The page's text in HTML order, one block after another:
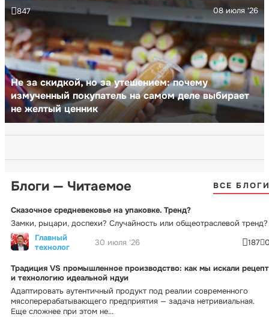
Не за скидкой, но за утешением: почему
измученный покупатель на самом деле выбирает
не желтый ценник
08 июля '26
847
Блоги — Читаемое ВСЕ
Сказочное средневековье на упаковке. Тренд?
Замки, рыцари, доспехи? Случайность или общеотраслевой тренд?
Главный
технолог
30 июля '26 187
Традиция VS промышленное производство: как мы искали рецепт
и технологию идеальной ндуи
Адаптировать аутентичный продукт под реалии современного
мясоперерабатывающего предприятия — задача нетривиальная.
Еще сложнее при этом не...